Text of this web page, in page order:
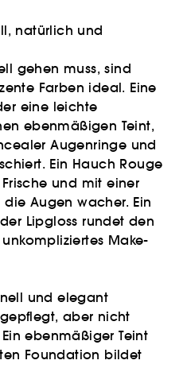
natürlich und
gehen muss, sind
Farben ideal. Eine
eine leichte
ebenmäßigen Teint,
Augenringe und
Ein Hauch Rouge
und mit einer
Augen wacher. Ein
Lipgloss rundet den
Make-
und elegant
aber nicht
ebenmäßiger Teint
Foundation bildet